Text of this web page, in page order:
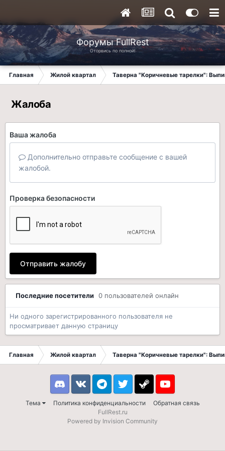
Форумы FullRest
Оторвись по полной!
Главная Жилой квартал Таверна "Коричневые тарелки":
Жалоба
Ваша жалоба
Дополнительно отправьте сообщение с вашей
жалобой.
Проверка безопасности
Отправить жалобу
Последние посетители 0 пользователей онлайн
Ни одного зарегистрированного пользователя не
просматривает данную страницу
Главная Жилой квартал Таверна "Коричневые тарелки":
Тема Политика конфиденциальности Обратная связь
DiscordVK TelegramTwitter Steam Youtube
FullRest.ru
Powered by Invision Community